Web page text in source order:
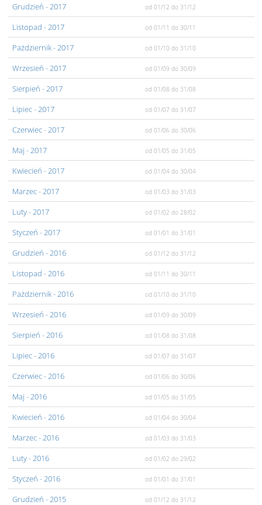
Grudzień - 2017 od 01/12 do 31/12
Listopad - 2017 od 01/11 do 30/11
Pażdziernik- 2017 od 01/10 do 31/10
Wrzesień - 2017 od 01/09 do 30/09
Sierpień - 2017 od 01/08 do 31/08
Lipiec- 2017 od 01/07 do 31/07
Czerwiec- 2017 od 01/06 do 30/06
Maj - 2017 od 01/05 do 31/05
Kwiecień - 2017 od 01/04 do 30/04
Marzec- 2017 od 01/03 do 31/03
Luty- 2017 od 01/02 do 28/02
Styczeń - 2017 od 01/01 do 31/01
Grudzień - 2016 od 01/12 do 31/12
Listopad - 2016 od 01/11 do 30/11
Pażdziernik- 2016 od 01/10 do 31/10
Wrzesień - 2016 od 01/09 do 30/09
Sierpień - 2016 od 01/08 do 31/08
Lipiec- 2016 od 01/07 do 31/07
Czerwiec- 2016 od 01/06 do 30/06
Maj - 2016 od 01/05 do 31/05
Kwiecień - 2016 od 01/04 do 30/04
Marzec- 2016 od 01/03 do 31/03
Luty- 2016 od 01/02 do 29/02
Styczeń - 2016 od 01/01 do 31/01
Grudzień - 2015 od 01/12 do 31/12